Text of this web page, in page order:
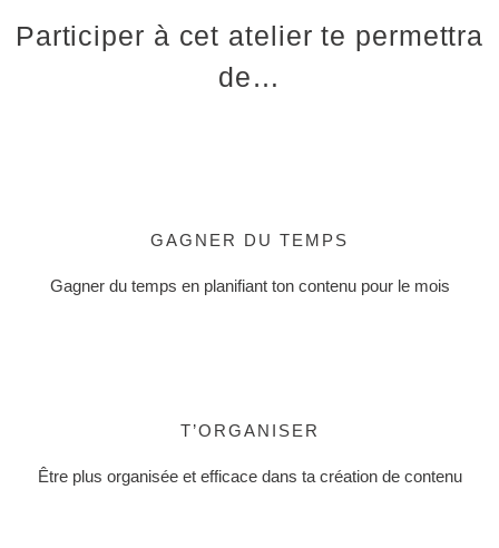
Participer à cet atelier te permettra
de…
GAGNER DU TEMPS
Gagner du temps en planifiant ton contenu pour le mois
T’ORGANISER
Être plus organisée et efficace dans ta création de contenu